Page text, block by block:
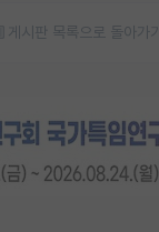
게시판 목록으로 돌아가기